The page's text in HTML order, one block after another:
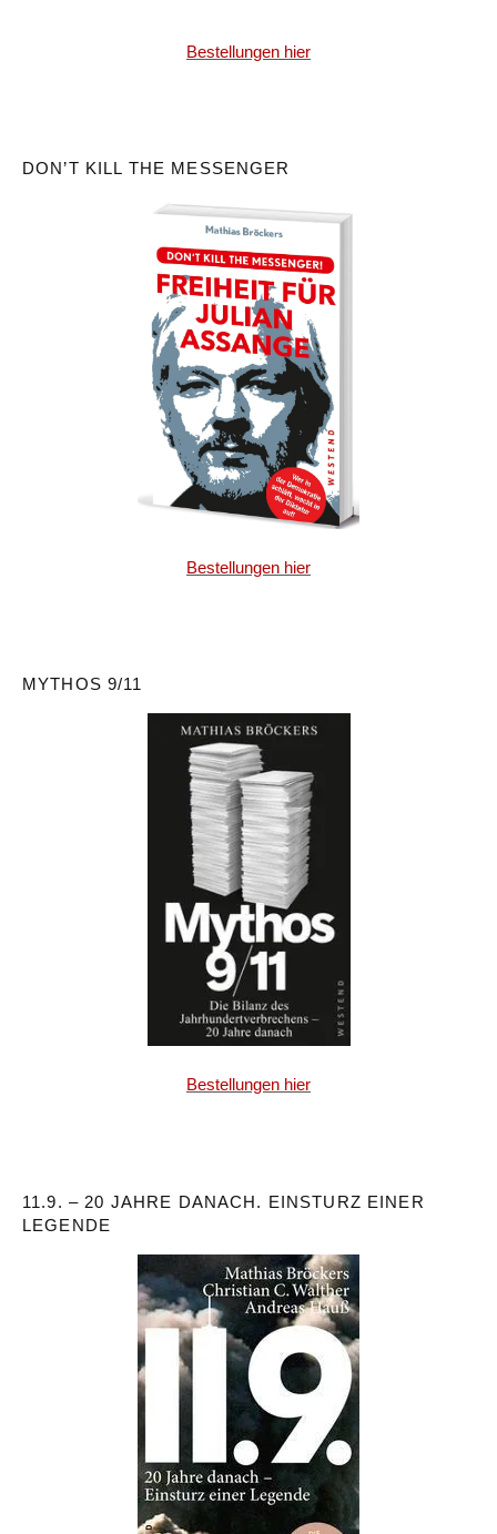
Bestellungen hier
DON’T KILL THE MESSENGER
Bestellungen hier
MYTHOS 9/11
Bestellungen hier
11.9. – 20 JAHRE DANACH. EINSTURZ EINER
LEGENDE